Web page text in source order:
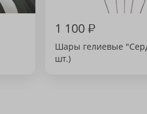
1 100₽
Шары гелиевые
шт.)